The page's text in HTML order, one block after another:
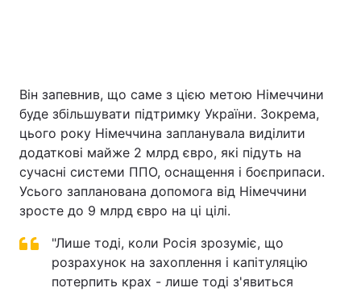
Він запевнив, що саме з цією метою Німеччини
буде збільшувати підтримку України. Зокрема,
цього року Німеччина запланувала виділити
додаткові майже 2 млрд євро, які підуть на
сучасні системи ППО, оснащення і боєприпаси.
Усього запланована допомога від Німеччини
зросте до 9 млрд євро на ці цілі.
"Лише тоді, коли Росія зрозуміє, що
розрахунок на захоплення і капітуляцію
потерпить крах - лише тоді з'явиться